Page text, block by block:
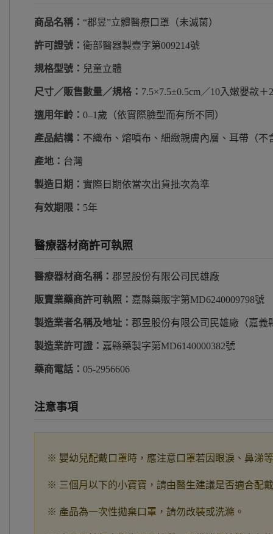
商品名稱： “郡昱”立體醫療口罩（未滅菌）
許可證號： 衛部醫器製壹字第009214號
規格型號： 兒童立體
尺寸／販售數量／規格： 7.5×7.5±0.5cm／10入嫩嬰款
適用年齡： 0–1歲（依實際臉型而有所不同）
產品結構： 不織布、熔噴布、細緻親膚內層、耳帶（不
產地： 台灣
製造日期： 實際日期依當次出貨批次為準
有效期限： 5年
醫療器材商許可執照
醫療器材商名稱： 郡昱股份有限公司民雄廠
販賣業藥商許可執照： 嘉縣藥販字第MD6240009798號
製造業者名稱及地址： 郡昱股份有限公司民雄廠（嘉義
製造業許可證： 嘉縣藥製字第MD6140000382號
藥商電話： 05-2956606
注意事項
※ 嬰幼兒配戴口罩時，應注意口罩若因眼淚、鼻涕
※ 三個月以下的小寶寶，請由醫生建議是否適合配
※ 產品為一次性拋棄口罩，請勿改裝或洗滌。